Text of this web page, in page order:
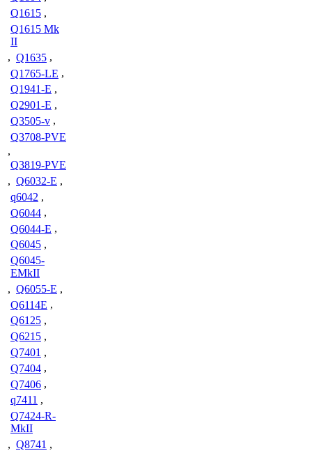
Q1615 ,
Q1615 Mk
II
, Q1635 ,
Q1765-LE ,
Q1941-E ,
Q2901-E ,
Q3505-v ,
Q3708-PVE
,
Q3819-PVE
, Q6032-E ,
q6042 ,
Q6044 ,
Q6044-E ,
Q6045 ,
Q6045-
EMkII
, Q6055-E ,
Q6114E ,
Q6125 ,
Q6215 ,
Q7401 ,
Q7404 ,
Q7406 ,
q7411 ,
Q7424-R-
MkII
, Q8741 ,